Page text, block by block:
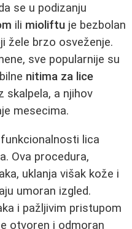
se u podizanju
ili mioliftu je bezbolan
žele brzo osveženje.
sve popularnije su
nitima za lice
skalpela, a njihov
mesecima.
lica
Ova procedura,
uklanja višak kože i
umoran izgled.
i pažljivim pristupom
otvoren i odmoran